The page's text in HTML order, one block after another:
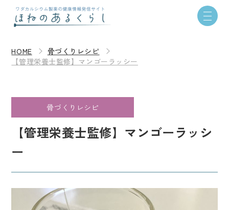
HOME
骨づくりレシピ
【管理栄養士監修】マンゴーラッシー
骨づくりレシピ
【管理栄養士監修】マンゴーラッシ
ー